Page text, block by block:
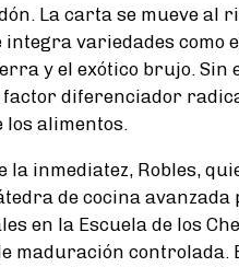
La carta se mueve al
integra variedades como
y el exótico brujo. Sin
diferenciador
los alimentos.
la inmediatez, Robles,
de cocina avanzada
en la Escuela de los
maduración controlada.